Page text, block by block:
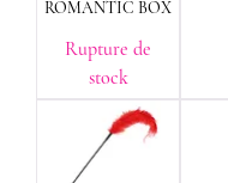
ROMANTIC BOX
Rupture de
stock